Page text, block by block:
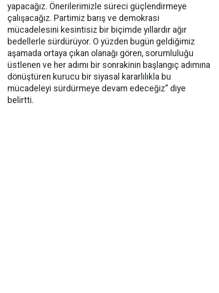
yapacağız. Önerilerimizle süreci güçlendirmeye
çalışacağız. Partimiz barış ve demokrasi
mücadelesini kesintisiz bir biçimde yıllardır ağır
bedellerle sürdürüyor. O yüzden bugün geldiğimiz
aşamada ortaya çıkan olanağı gören, sorumluluğu
üstlenen ve her adımı bir sonrakinin başlangıç adımına
dönüştüren kurucu bir siyasal kararlılıkla bu
mücadeleyi sürdürmeye devam edeceğiz” diye
belirtti.